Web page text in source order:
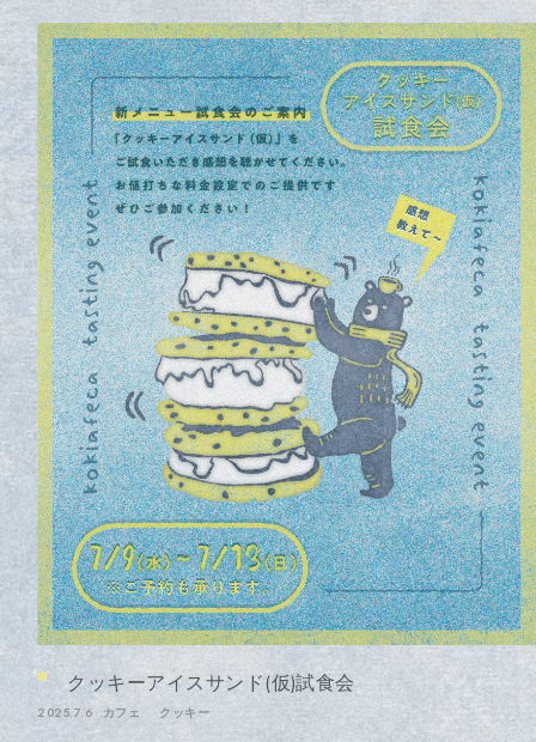
クッキーアイスサンド(仮)試食会
2025.7.6 カフェ クッキー